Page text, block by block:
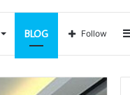
BLOG Follow